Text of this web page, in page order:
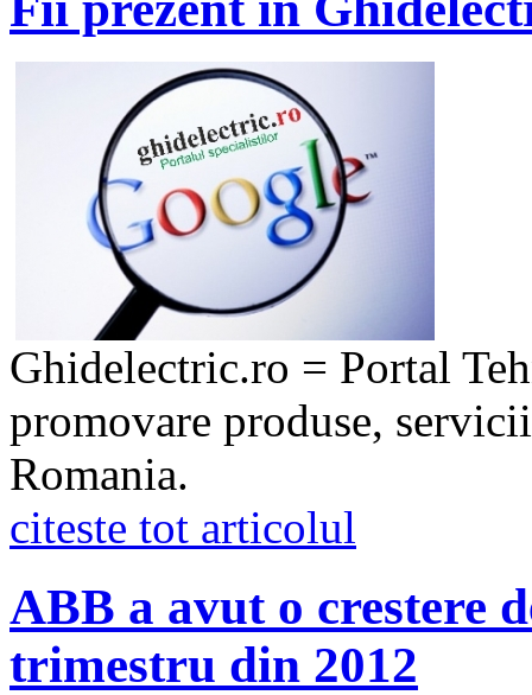
Ghidelectric.ro = Portal
promovare produse,
Romania.
citeste tot articolul
ABB a avut o crestere
trimestru din 2012